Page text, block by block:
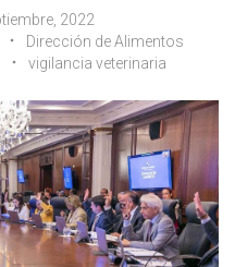
2022
Dirección de Alimentos
vigilancia veterinaria